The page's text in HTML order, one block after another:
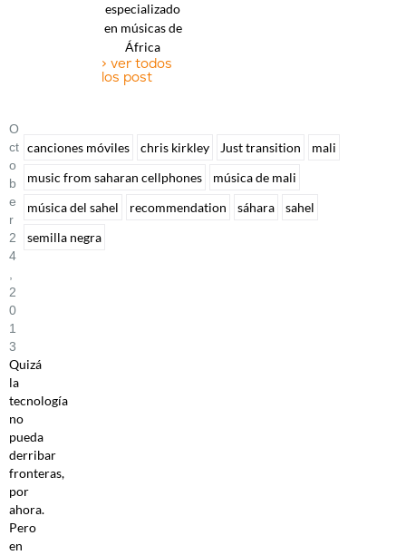
especializado
en músicas de
África
> ver todos
los post
O
Ct
O
B
E
R
2
4
2
0
1
3
Quizá
la
tecnología
no
pueda
derribar
fronteras,
por
ahora.
Pero
en
canciones móviles chris kirkley Just transition
mali
music from saharan cellphones
música de mali
música del sahel
recommendation sáhara
sahel
semilla negra